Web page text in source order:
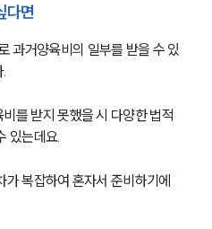
사례
/최신동향
률정보
식인
다면
과거양육비의 일부를 받을 수 있
를 받지 못했을 시 다양한 법적
있는데요.
복잡하여 혼자서 준비하기에